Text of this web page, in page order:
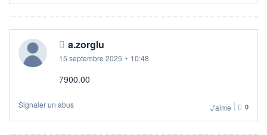
a.zorglu
15 septembre 2025 • 10:48
7900.00
Signaler un abus J'aime 0